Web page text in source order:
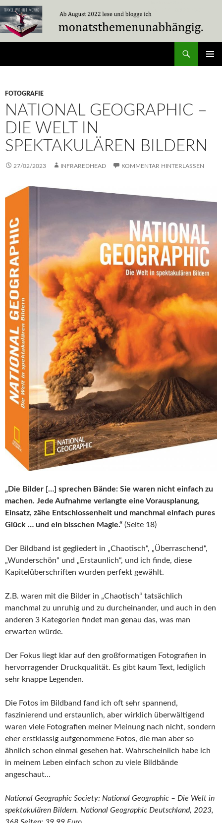
Zum
Inhalt
springen
FOTOGRAFIE
NATIONAL GEOGRAPHIC –
DIE WELT IN
SPEKTAKULÄREN BILDERN
27/02/2023 INFRAREDHEAD KOMMENTAR HINTERLASSEN
„Die Bilder […] sprechen Bände: Sie waren nicht einfach zu
machen. Jede Aufnahme verlangte eine Vorausplanung,
Einsatz, zähe Entschlossenheit und manchmal einfach pures
Glück … und ein bisschen Magie.“ (Seite 18)
Der Bildband ist gegliedert in „Chaotisch“, „Überraschend“,
„Wunderschön“ und „Erstaunlich“, und ich finde, diese
Kapitelüberschriften wurden perfekt gewählt.
Z.B. waren mit die Bilder in „Chaotisch“ tatsächlich
manchmal zu unruhig und zu durcheinander, und auch in den
anderen 3 Kategorien findet man genau das, was man
erwarten würde.
Der Fokus liegt klar auf den großformatigen Fotografien in
hervorragender Druckqualität. Es gibt kaum Text, lediglich
sehr knappe Legenden.
Die Fotos im Bildband fand ich oft sehr spannend,
faszinierend und erstaunlich, aber wirklich überwältigend
waren viele Fotografien meiner Meinung nach nicht, sondern
eher erstklassig aufgenommene Fotos, die man aber so
ähnlich schon einmal gesehen hat. Wahrscheinlich habe ich
in meinem Leben einfach schon zu viele Bildbände
angeschaut…
National Geographic Society: National Geographic – Die Welt in
spektakulären Bildern. National Geographic Deutschland, 2023,